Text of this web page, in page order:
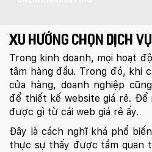
Xu hướng chọn dịch
Trong kinh doanh, mọi hoạt
tâm hàng đầu. Trong đó, khi
cửa hàng, doanh nghiệp
để thiết kế website giá rẻ. Để
được gì từ cái web giá rẻ ấy.
Đây là cách nghĩ khá phổ
thực sự thấy được tầm quan